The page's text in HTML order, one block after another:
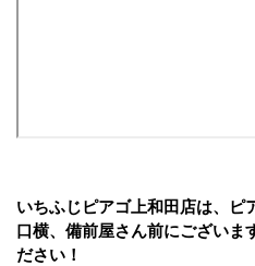
いちふじピアゴ上和田店は、ピ
口横、備前屋さん前にございま
ださい！